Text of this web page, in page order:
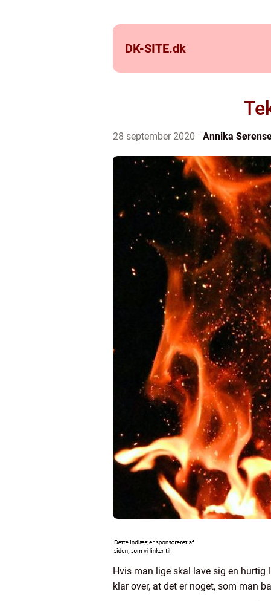
DK-SITE.dk
28 september 2020 Annika
Hvis man lige skal lave sig en
klar over, at det er noget, som man